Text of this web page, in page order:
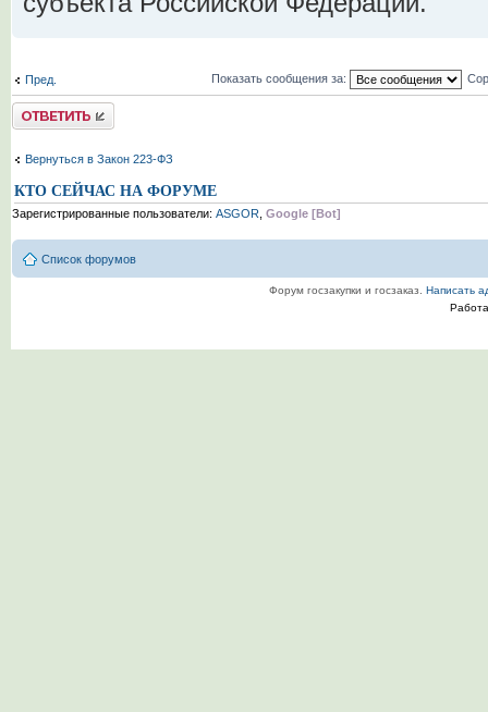
Пред. Показать сообщения за:
Комментировать
Вернуться в Закон 223-ФЗ
КТО СЕЙЧАС НА ФОРУМЕ
Зарегистрированные пользователи: ASGOR Google [Bot]
Список форумов
Форум госзакупки и госзаказ.Написать